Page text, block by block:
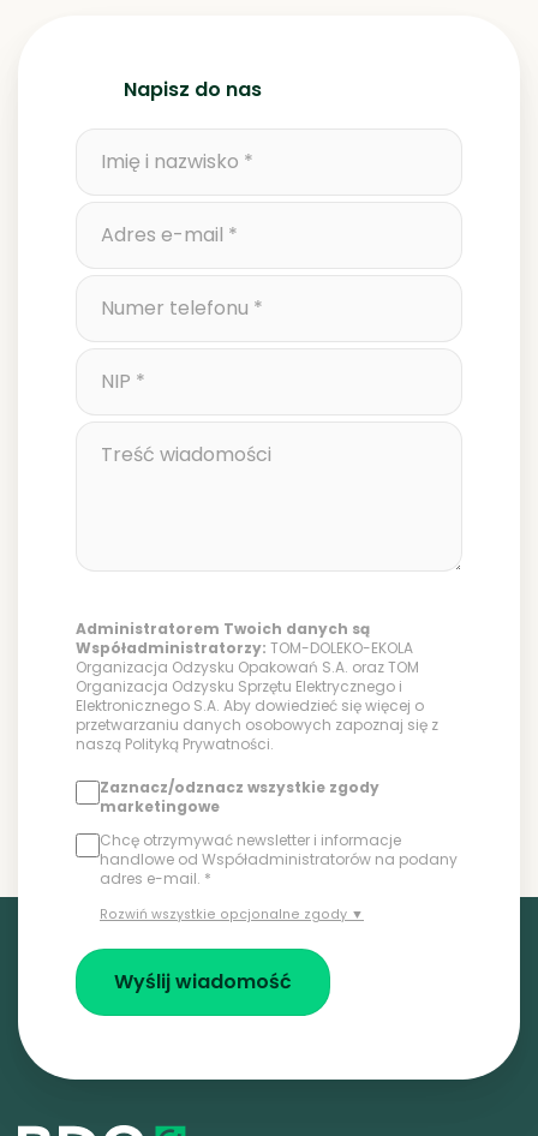
Napisz do nas
Administratorem Twoich danych są
Współadministratorzy: TOM-DOLEKO-EKOLA
Organizacja Odzysku Opakowań S.A. oraz TOM
Organizacja Odzysku Sprzętu Elektrycznego i
Elektronicznego S.A. Aby dowiedzieć się więcej o
przetwarzaniu danych osobowych zapoznaj się z
naszą Polityką Prywatności.
Zaznacz/odznacz wszystkie zgody
marketingowe
Chcę otrzymywać newsletter i informacje
handlowe od Współadministratorów na podany
adres e-mail. *
Rozwiń wszystkie opcjonalne zgody ▼